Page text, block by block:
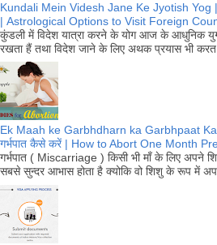
Kundali Mein Videsh Jane Ke Jyotish Yog |
| Astrological Options to Visit Foreign
कुंडली में विदेश यात्रा करने के योग आज के आधुनिक युग
रखता हैं तथा विदेश जाने के लिए अथक प्रयास भी
Ek Maah ke Garbhdharn ka Garbhpaat
गर्भपात कैसे करें | How to Abort One Month
गर्भपात ( Miscarriage ) किसी भी माँ के लिए अपने
सबसे सुन्दर आभास होता है क्योकि वो शिशु के रूप में